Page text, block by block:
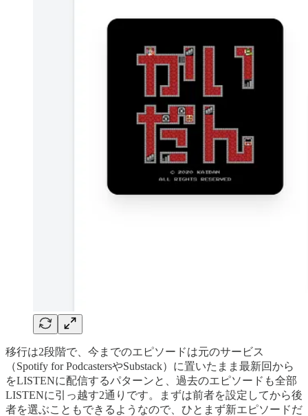
移行は2段階で、今までのエピソードは元のサービス
（Spotify for PodcastersやSubstack）に置いたまま最新回から
をLISTENに配信するパターンと、過去のエピソードも全部
LISTENに引っ越す2通りです。まずは前者を設定してから後
者を選ぶこともできるようなので、ひとまず新エピソードだ